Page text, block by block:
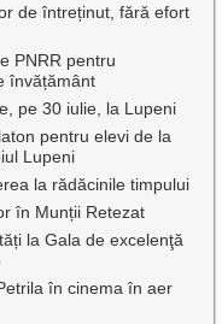
de întreținut, fără efort
PNRR pentru
învățământ
pe 30 iulie, la Lupeni
pentru elevi de la
Lupeni
la rădăcinile timpului
în Munții Retezat
la Gala de excelenţă
în cinema în aer